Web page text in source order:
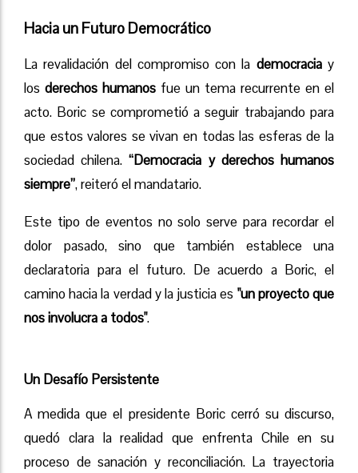
Hacia un Futuro Democrático
La revalidación del compromiso con la democraciay
los derechos humanos fue un tema recurrente en el
acto. Boric se comprometió a seguir trabajando para
que estos valores se vivan en todas las esferas de la
sociedad chilena.“Democracia y derechos humanos
siempre”, reiteró el mandatario.
Este tipo de eventos no solo serve para recordar el
dolor pasado, sino que también establece una
declaratoria para el futuro. De acuerdo a Boric, el
camino hacia la verdad y la justicia es "un proyecto que
nos involucra a todos".
Un Desafío Persistente
A medida que el presidente Boric cerró su discurso,
quedó clara la realidad que enfrenta Chile en su
proceso de sanación y reconciliación. La trayectoria